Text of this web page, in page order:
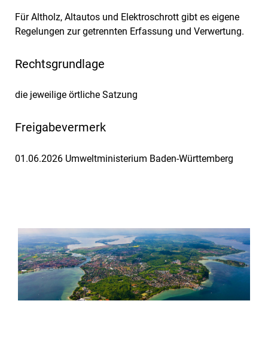
Für Altholz, Altautos und Elektroschrott gibt es eigene
Regelungen zur getrennten Erfassung und Verwertung.
Rechtsgrundlage
die jeweilige örtliche Satzung
Freigabevermerk
01.06.2026 Umweltministerium Baden-Württemberg